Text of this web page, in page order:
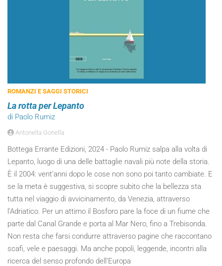
ROMANZI E SAGGI STORICI
La rotta per Lepanto
di Paolo Rumiz
Antonella Gonella
Bottega Errante Edizioni, 2024 - Paolo Rumiz salpa alla volta di
Lepanto, luogo di una delle battaglie navali più note della storia.
È il 2004: vent’anni dopo le cose non sono poi tanto cambiate. E
se la meta è suggestiva, si scopre subito che la bellezza sta
tutta nel viaggio di avvicinamento, da Venezia, attraverso
l’Adriatico. Per un attimo il Bosforo pare la foce di un fiume che
parte dal Canal Grande e porta al Mar Nero, fino a Trebisonda.
Non resta che farsi condurre attraverso pagine che raccontano
scafi, vele e paesaggi. Ma anche popoli, leggende, incontri alla
ricerca del senso profondo dell’Europa